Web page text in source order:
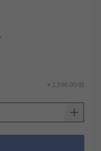
るのに最適で
レートを1つ備
する設計
￥2,596.00/個